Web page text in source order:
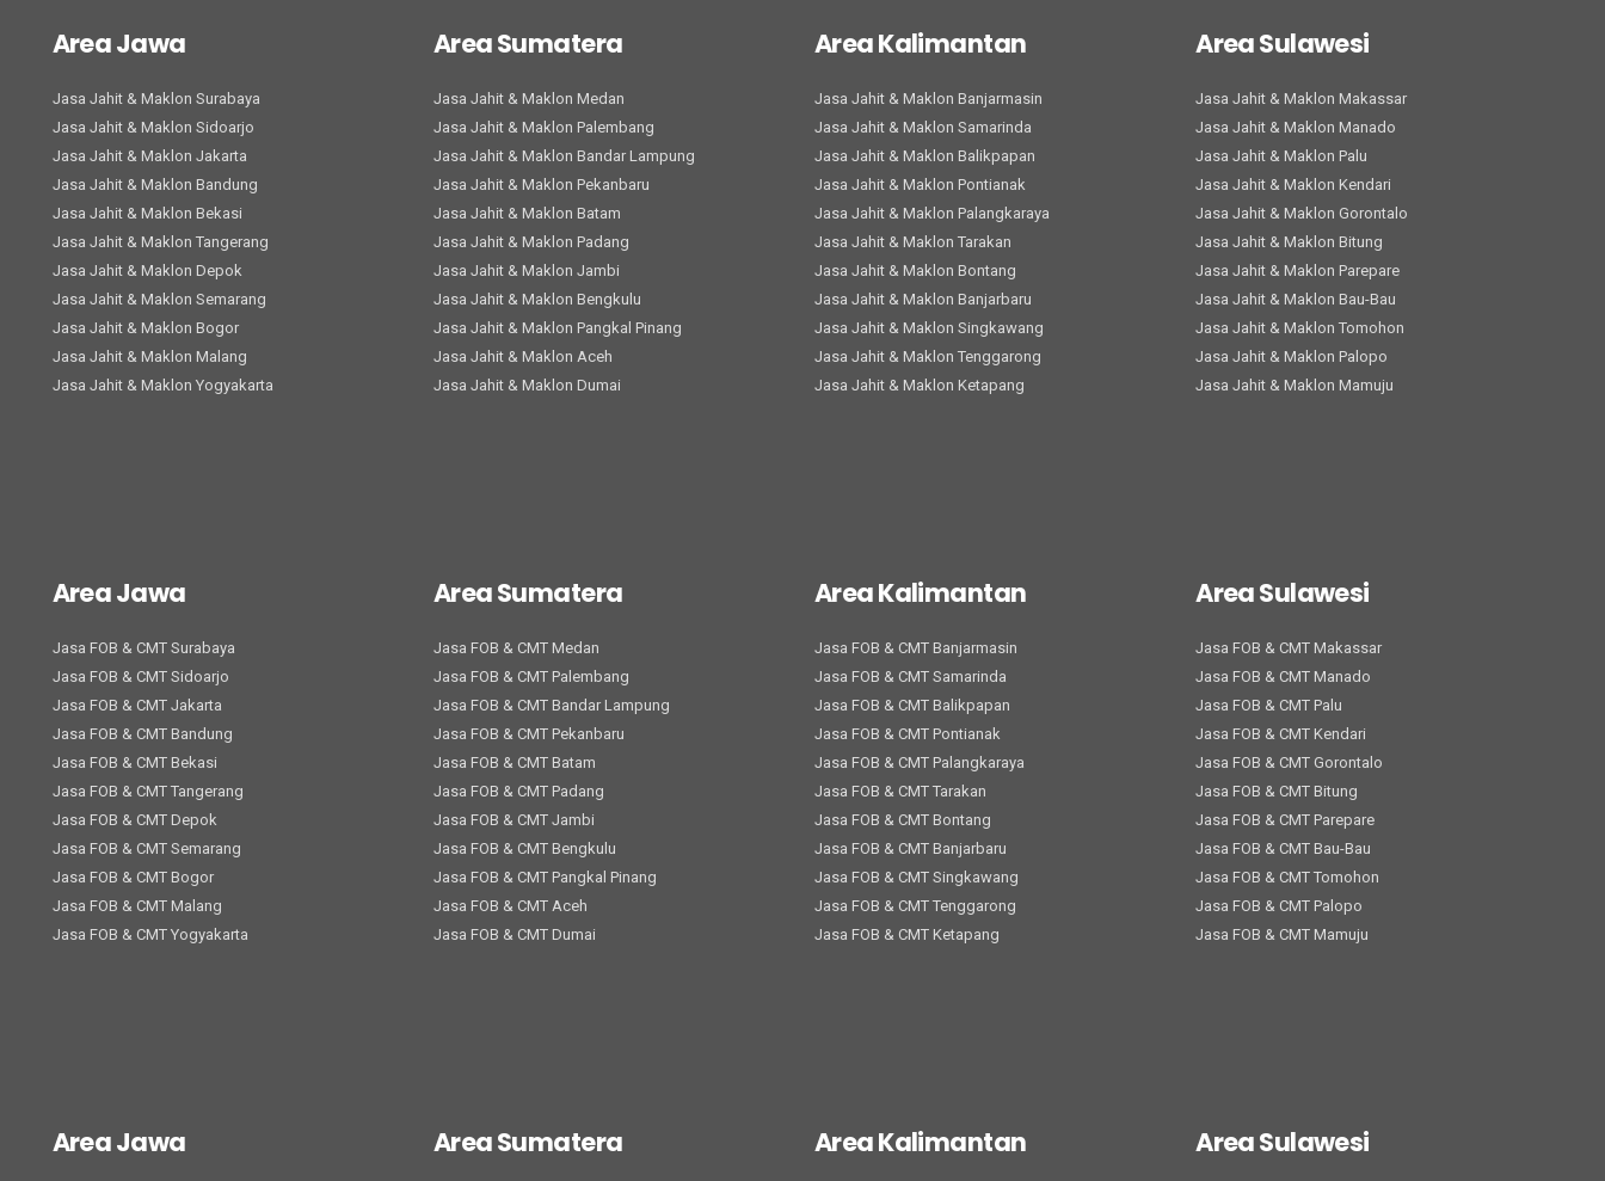
Area Jawa
Jasa Jahit & Maklon Surabaya
Jasa Jahit & Maklon Sidoarjo
Jasa Jahit & Maklon Jakarta
Jasa Jahit & Maklon Bandung
Jasa Jahit & Maklon Bekasi
Jasa Jahit & Maklon Tangerang
Jasa Jahit & Maklon Depok
Jasa Jahit & Maklon Semarang
Jasa Jahit & Maklon Bogor
Jasa Jahit & Maklon Malang
Jasa Jahit & Maklon Yogyakarta
Area Sumatera
Jasa Jahit & Maklon Medan
Jasa Jahit & Maklon Palembang
Jasa Jahit & Maklon Bandar Lampung
Jasa Jahit & Maklon Pekanbaru
Jasa Jahit & Maklon Batam
Jasa Jahit & Maklon Padang
Jasa Jahit & Maklon Jambi
Jasa Jahit & Maklon Bengkulu
Jasa Jahit & Maklon Pangkal Pinang
Jasa Jahit & Maklon Aceh
Jasa Jahit & Maklon Dumai
Area Kalimantan
Jasa Jahit & Maklon Banjarmasin
Jasa Jahit & Maklon Samarinda
Jasa Jahit & Maklon Balikpapan
Jasa Jahit & Maklon Pontianak
Jasa Jahit & Maklon Palangkaraya
Jasa Jahit & Maklon Tarakan
Jasa Jahit & Maklon Bontang
Jasa Jahit & Maklon Banjarbaru
Jasa Jahit & Maklon Singkawang
Jasa Jahit & Maklon Tenggarong
Jasa Jahit & Maklon Ketapang
Area Sulawesi
Jasa Jahit & Maklon Makassar
Jasa Jahit & Maklon Manado
Jasa Jahit & Maklon Palu
Jasa Jahit & Maklon Kendari
Jasa Jahit & Maklon Gorontalo
Jasa Jahit & Maklon Bitung
Jasa Jahit & Maklon Parepare
Jasa Jahit & Maklon Bau-Bau
Jasa Jahit & Maklon Tomohon
Jasa Jahit & Maklon Palopo
Jasa Jahit & Maklon Mamuju
Area Jawa
Jasa FOB & CMT Surabaya
Jasa FOB & CMT Sidoarjo
Jasa FOB & CMT Jakarta
Jasa FOB & CMT Bandung
Jasa FOB & CMT Bekasi
Jasa FOB & CMT Tangerang
Jasa FOB & CMT Depok
Jasa FOB & CMT Semarang
Jasa FOB & CMT Bogor
Jasa FOB & CMT Malang
Jasa FOB & CMT Yogyakarta
Area Sumatera
Jasa FOB & CMT Medan
Jasa FOB & CMT Palembang
Jasa FOB & CMT Bandar Lampung
Jasa FOB & CMT Pekanbaru
Jasa FOB & CMT Batam
Jasa FOB & CMT Padang
Jasa FOB & CMT Jambi
Jasa FOB & CMT Bengkulu
Jasa FOB & CMT Pangkal Pinang
Jasa FOB & CMT Aceh
Jasa FOB & CMT Dumai
Area Kalimantan
Jasa FOB & CMT Banjarmasin
Jasa FOB & CMT Samarinda
Jasa FOB & CMT Balikpapan
Jasa FOB & CMT Pontianak
Jasa FOB & CMT Palangkaraya
Jasa FOB & CMT Tarakan
Jasa FOB & CMT Bontang
Jasa FOB & CMT Banjarbaru
Jasa FOB & CMT Singkawang
Jasa FOB & CMT Tenggarong
Jasa FOB & CMT Ketapang
Area Sulawesi
Jasa FOB & CMT Makassar
Jasa FOB & CMT Manado
Jasa FOB & CMT Palu
Jasa FOB & CMT Kendari
Jasa FOB & CMT Gorontalo
Jasa FOB & CMT Bitung
Jasa FOB & CMT Parepare
Jasa FOB & CMT Bau-Bau
Jasa FOB & CMT Tomohon
Jasa FOB & CMT Palopo
Jasa FOB & CMT Mamuju
Area Jawa Area Sumatera Area Kalimantan Area Sulawesi